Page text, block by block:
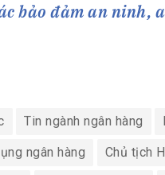
bảo đảm an
Tin ngành ngân hàng
ngân hàng Chủ tịch